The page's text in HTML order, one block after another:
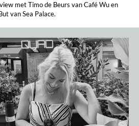
met Timo de Beurs van Café Wu en
van Sea Palace.